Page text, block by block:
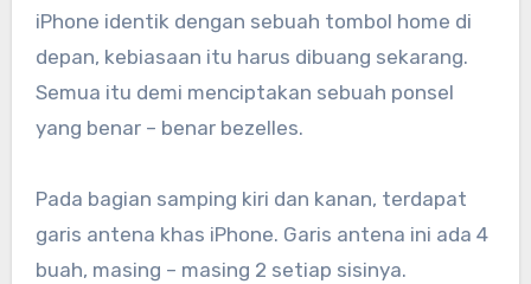
iPhone identik dengan sebuah tombol home di
depan, kebiasaan itu harus dibuang sekarang.
Semua itu demi menciptakan sebuah ponsel
yang benar – benar bezelles.
Pada bagian samping kiri dan kanan, terdapat
garis antena khas iPhone. Garis antena ini ada 4
buah, masing – masing 2 setiap sisinya.